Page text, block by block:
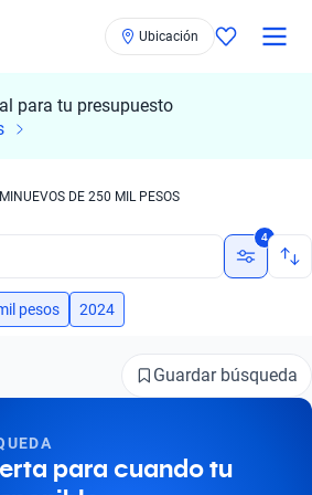
Ubicación
para tu presupuesto
DE 250 MIL PESOS
4
pesos 2024
Guardar búsqueda
para cuando tu